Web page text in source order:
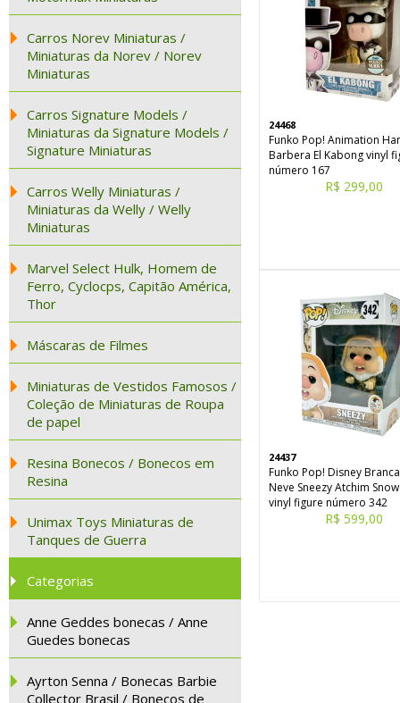
Carros Norev Miniaturas /
Miniaturas da Norev / Norev
Miniaturas
Carros Signature Models /
Miniaturas da Signature Models /
Signature Miniaturas
Carros Welly Miniaturas /
Miniaturas da Welly / Welly
Miniaturas
Marvel Select Hulk, Homem de
Ferro, Cyclocps, Capitão América,
Thor
Máscaras de Filmes
Miniaturas de Vestidos Famosos /
Coleção de Miniaturas de Roupa
de papel
Resina Bonecos / Bonecos em
Resina
Unimax Toys Miniaturas de
Tanques de Guerra
Categorias
Anne Geddes bonecas / Anne
Guedes bonecas
Ayrton Senna / Bonecas Barbie
Collector Brasil / Bonecos de
24468
Funko Pop! Animation
Barbera El Kabong vinyl
número 167
R$ 299,00
24437
Funko Pop! Disney
Neve Sneezy Atchim
vinyl figure número 342
R$ 599,00